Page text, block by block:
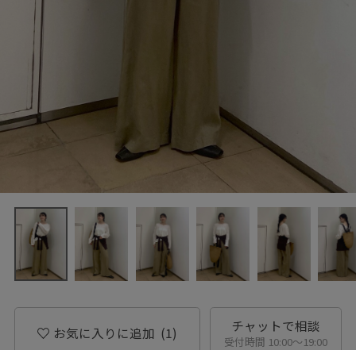
お気に入りに追加 (1) チャットで相談
受付時間 10:00〜19:00